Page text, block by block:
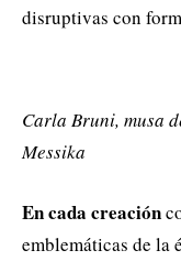
disruptivas con
Carla Bruni, musa
Messika
En cada creación
emblemáticas de la